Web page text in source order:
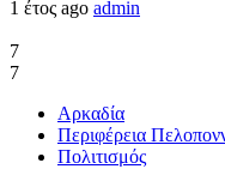
1 έτος ago admin
7
7
Αρκαδία
Περιφέρεια
Πολιτισμός